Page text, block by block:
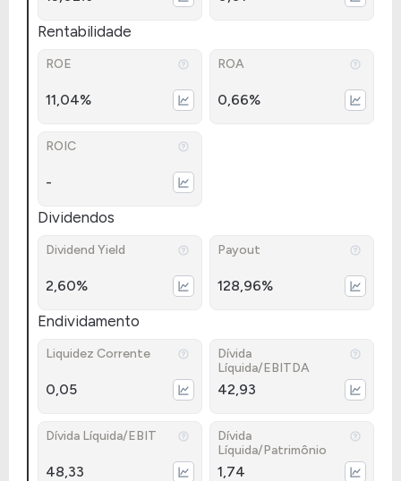
Rentabilidade
ROE
11,04%
ROA
0,66%
ROIC
-
Dividendos
Dividend Yield
2,60%
Payout
128,96%
Endividamento
Liquidez Corrente
0,05
Dívida
Líquida/EBITDA
42,93
Dívida Líquida/EBIT
48,33
Dívida
Líquida/Patrimônio
1,74